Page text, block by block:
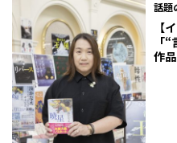
話題
【
「
作